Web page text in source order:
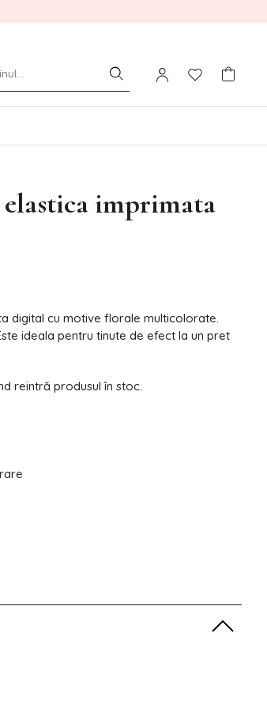
imprimata
digital cu motive florale multicolorate.
ideala pentru tinute de efect la un pret
reintră produsul în stoc.